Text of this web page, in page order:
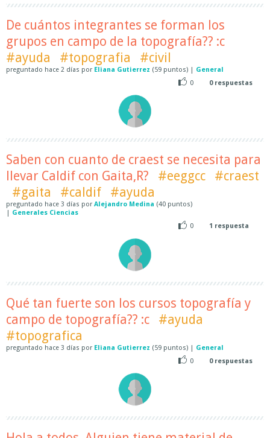
De cuántos integrantes se forman los
grupos en campo de la topografía?? :c
#ayuda
#topografia #civil
preguntado hace 2 días por Eliana Gutierrez (59 puntos) | General
0
0respuestas
Saben con cuanto de craest se necesita para
llevar Caldif con Gaita,R?
#eeggcc
#craest
#gaita
#caldif #ayuda
preguntado hace 3 días por Alejandro Medina (40 puntos)
| Generales Ciencias
0
1 respuesta
Qué tan fuerte son los cursos topografía y
campo de topografía?? :c
#ayuda
#topografica
preguntado hace 3 días por Eliana Gutierrez (59 puntos) | General
0
0respuestas